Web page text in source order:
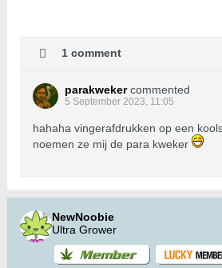
1 comment
parakweker commented
5 September 2023, 11:05
hahaha vingerafdrukken op een
noemen ze mij de para kweker
NewNoobie
Ultra Grower